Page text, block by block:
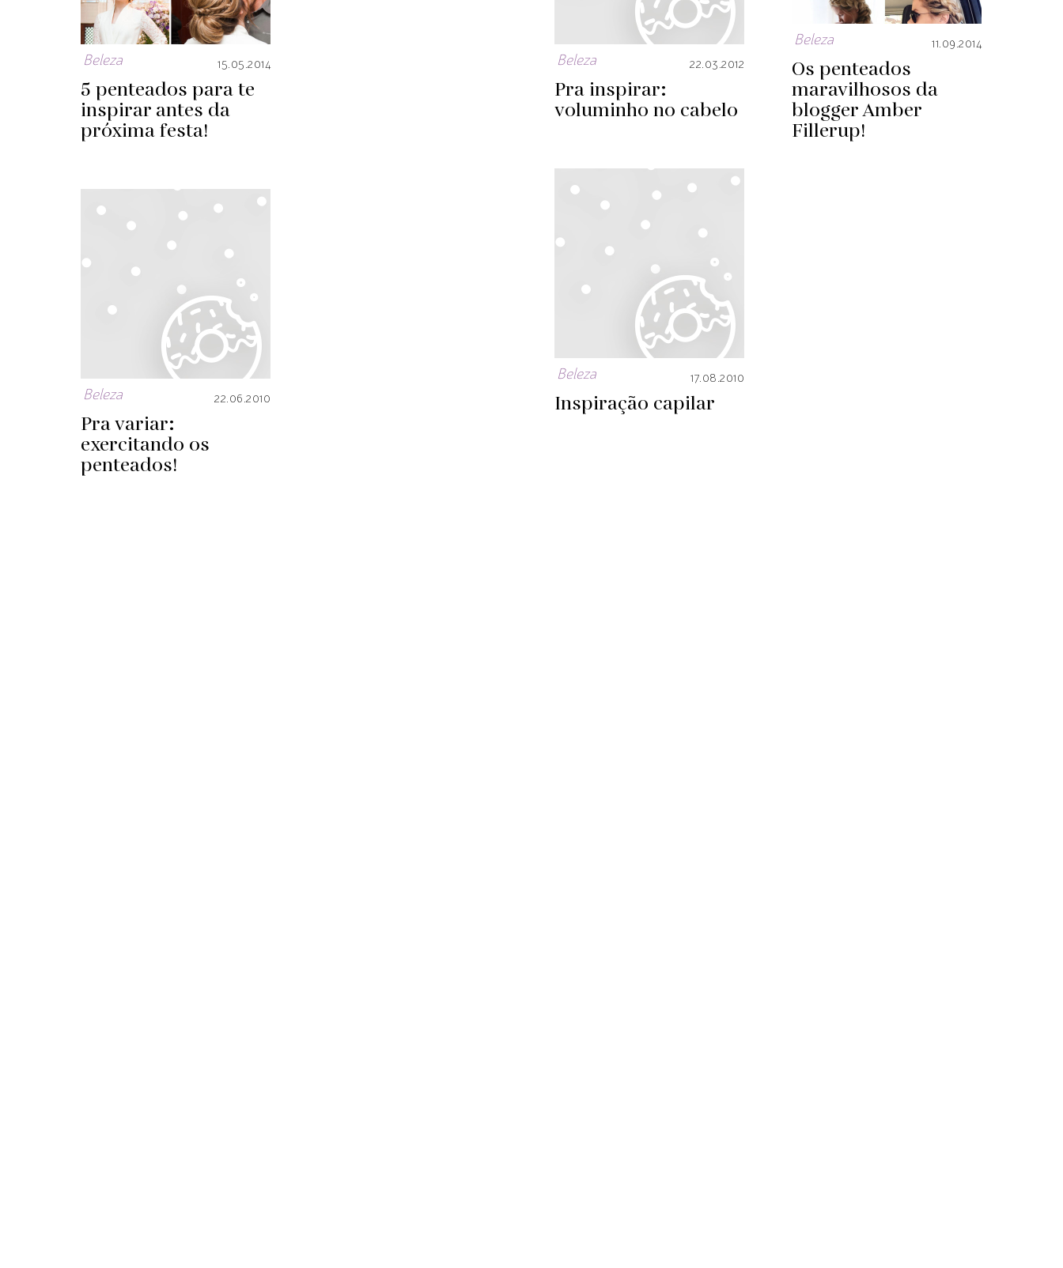
Beleza 11.09.2014
Os penteados
maravilhosos da
blogger Amber
Fillerup!
Beleza 15.05.2014
5 penteados para te
inspirar antes da
próxima festa!
Beleza 22.03.2012
Pra inspirar:
voluminho no cabelo
Beleza 17.08.2010
Inspiração capilar
Beleza 22.06.2010
Pra variar:
exercitando os
penteados!